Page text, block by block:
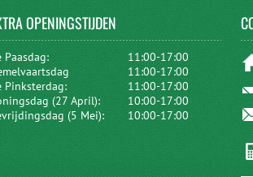
OPENINGSTIJDEN
Paasdag:
11:00-17:00
11:00-17:00
Pinksterdag:
11:00-17:00
(27 April):
10:00-17:00
(5 Mei):
10:00-17:00